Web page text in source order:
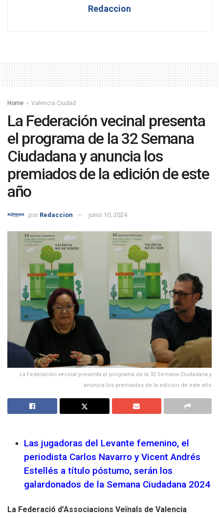
Redaccion
Home Valencia Ciudad
La Federación vecinal presenta
el programa de la 32 Semana
Ciudadana y anuncia los
premiados de la edición de este
año
por Redaccion junio 10, 2024
La Federación vecinal presenta el programa de la 32 Semana Ciudadana y
anuncia los premiados de la edición de este año
Las jugadoras del Levante femenino, el
periodista Carlos Navarro y Vicent Andrés
Estellés a título póstumo, serán los
galardonados de la Semana Ciudadana 2024
La Federació d’Associacions Veïnals de Valencia